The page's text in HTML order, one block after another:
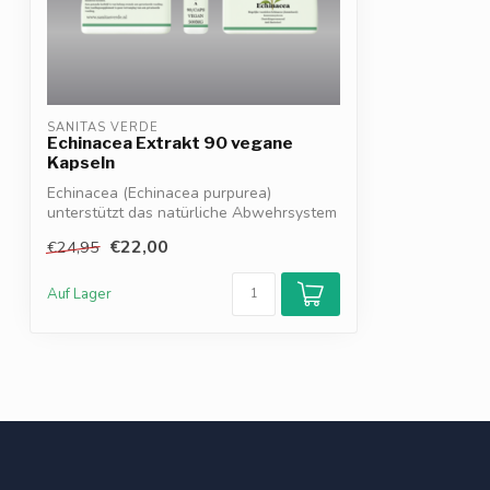
SANITAS VERDE
Echinacea Extrakt 90 vegane
Kapseln
Echinacea (Echinacea purpurea)
unterstützt das natürliche Abwehrsystem
€24,95 €22,00
Auf Lager